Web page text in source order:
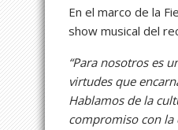
En el marco de la
show musical del
“Para nosotros es
virtudes que
Hablamos de la
compromiso con la